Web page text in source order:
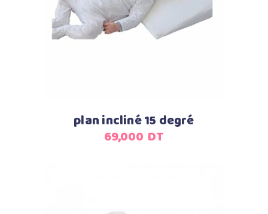
Ajouter au panier
plan incliné 15 degré
69,000 DT